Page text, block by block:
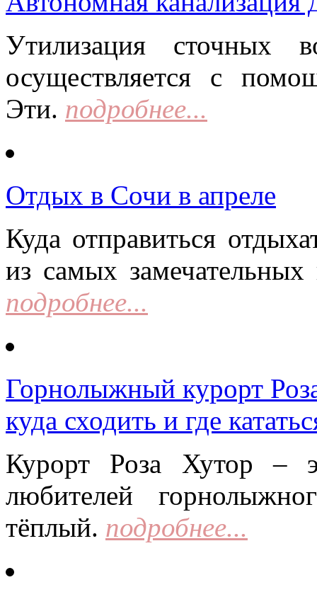
Утилизация сточных
осуществляется с
Эти. подробнее...
Отдых в Сочи в апреле
Куда отправиться
из самых замечательных
подробнее...
Горнолыжный курорт
куда сходить и где
Курорт Роза Хутор –
любителей
тёплый. подробнее...